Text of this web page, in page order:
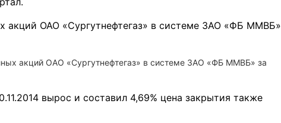
акций ОАО «Сургутнефтегаз» в системе ЗАО «ФБ ММВБ» за
вырос и составил 4,69% цена закрытия также